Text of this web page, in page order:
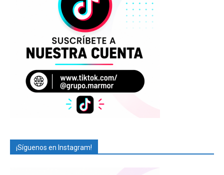
¡Síguenos en Instagram!